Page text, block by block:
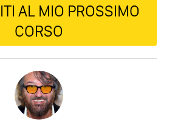
AL MIO PROSSIMO
CORSO